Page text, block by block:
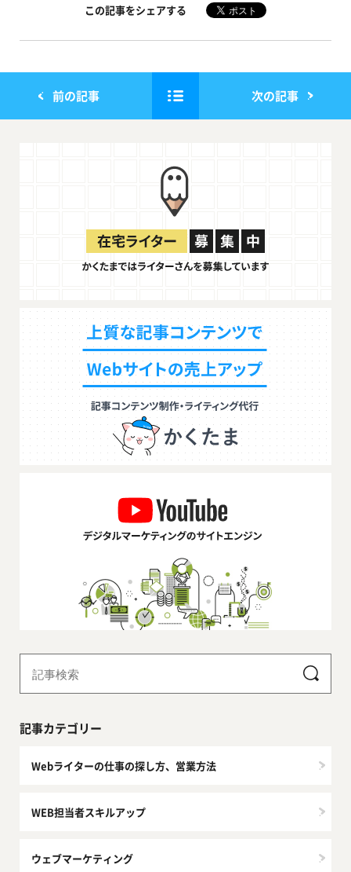
この記事をシェアする
前の記事 次の記事
記事カテゴリー
Webライターの仕事の探し方、営業方法
WEB担当者スキルアップ
ウェブマーケティング